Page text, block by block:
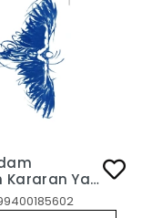
Yarı
Dövme